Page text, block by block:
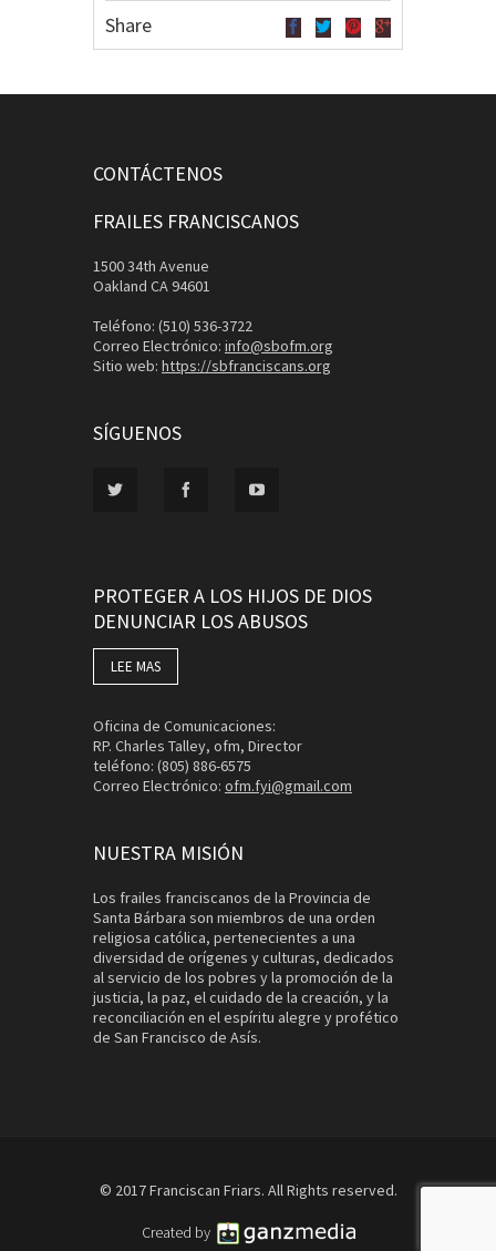
Share
CONTÁCTENOS
FRAILES FRANCISCANOS
1500 34th Avenue
Oakland CA 94601
Teléfono: (510) 536-3722
Correo Electrónico: info@sbofm.org
Sitio web: https://sbfranciscans.org
SÍGUENOS
PROTEGER A LOS HIJOS DE DIOS
DENUNCIAR LOS ABUSOS
LEE MAS
Oficina de Comunicaciones:
RP. Charles Talley, ofm, Director
teléfono: (805) 886-6575
Correo Electrónico: ofm.fyi@gmail.com
NUESTRA MISIÓN
Los frailes franciscanos de la Provincia de
Santa Bárbara son miembros de una orden
religiosa católica, pertenecientes a una
diversidad de orígenes y culturas, dedicados
al servicio de los pobres y la promoción de la
justicia, la paz, el cuidado de la creación, y la
reconciliación en el espíritu alegre y profético
de San Francisco de Asís.
© 2017 Franciscan Friars. All Rights reserved.
Created by